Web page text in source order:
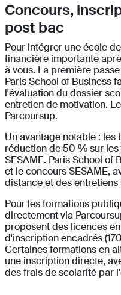
Concours,
post bac
Pour intégrer une école
financière importante
à vous. La première
Paris School of Business
l'évaluation du dossier
entretien de motivation.
Parcoursup.
Un avantage notable :
réduction de 50 % sur
SESAME. Paris School of
et le concours SESAME,
distance et des entretiens
Pour les formations
directement via
proposent des licences
d'inscription encadrés
Certaines formations en
une inscription directe,
des frais de scolarité par